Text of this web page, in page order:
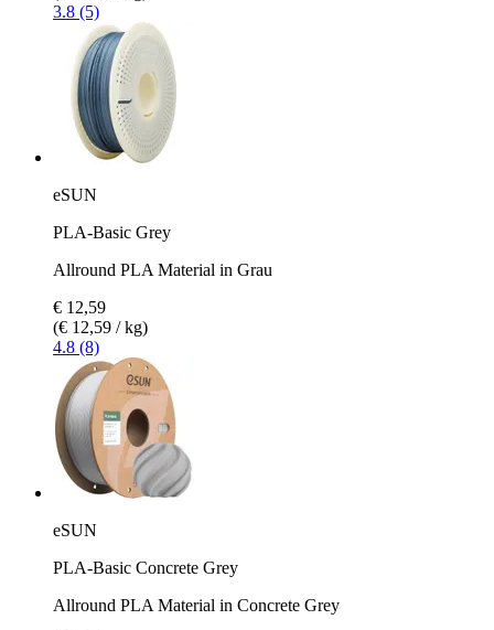
3.8 (5)
eSUN
PLA-Basic Grey
Allround PLA Material in Grau
€ 12,59
(€ 12,59 / kg)
4.8 (8)
eSUN
PLA-Basic Concrete Grey
Allround PLA Material in Concrete Grey